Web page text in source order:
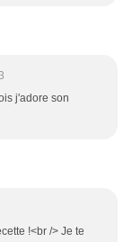
j'adore son
!<br /> Je te